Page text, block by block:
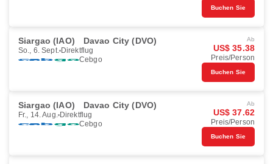
Buchen Sie
Siargao (IAO) Davao City (DVO)
So., 6. Sept. Direktflug
Cebgo
Ab
US$ 35.38
Preis/Person
Buchen Sie
Siargao (IAO) Davao City (DVO)
Fr., 14. Aug. Direktflug
Cebgo
Ab
US$ 37.62
Preis/Person
Buchen Sie